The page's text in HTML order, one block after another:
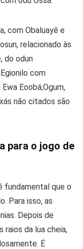
com Obaluayê e
relacionado às
do odun
com
Eoobá;Ogum,
não citados são
para o jogo de
fundamental que o
Para isso, as
Depois de
raios da lua cheia,
É